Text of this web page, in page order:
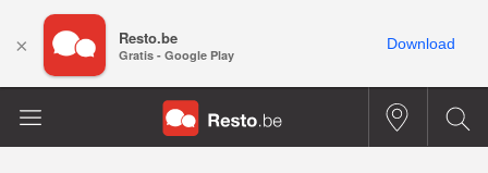
× Resto.be
Gratis - Google Play
Download